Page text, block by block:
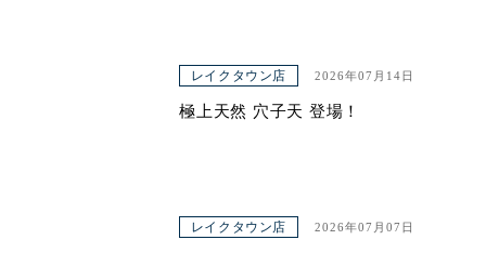
レイクタウン店 2026年07月14日
極上天然 穴子天 登場！
レイクタウン店 2026年07月07日